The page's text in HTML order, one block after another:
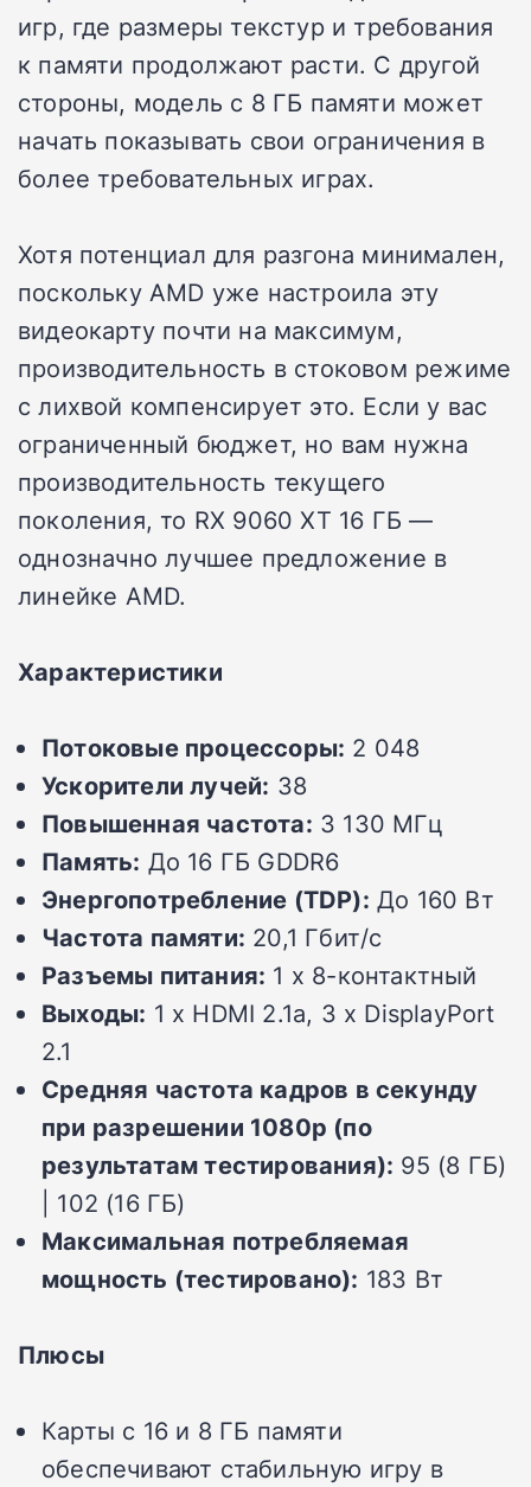
игр, где размеры текстур и требования
к памяти продолжают расти. С другой
стороны, модель с 8 ГБ памяти может
начать показывать свои ограничения в
более требовательных играх.
Хотя потенциал для разгона минимален,
поскольку AMD уже настроила эту
видеокарту почти на максимум,
производительность в стоковом режиме
с лихвой компенсирует это. Если у вас
ограниченный бюджет, но вам нужна
производительность текущего
поколения, то RX 9060 XT 16 ГБ —
однозначно лучшее предложение в
линейке AMD.
Характеристики
Потоковые процессоры: 2 048
Ускорители лучей: 38
Повышенная частота: 3 130 МГц
Память: До 16 ГБ GDDR6
Энергопотребление (TDP): До 160 Вт
Частота памяти: 20,1 Гбит/с
Разъемы питания: 1 x 8-контактный
Выходы: 1 x HDMI 2.1a, 3 x DisplayPort
2.1
Средняя частота кадров в секунду
при разрешении 1080p (по
результатам тестирования): 95 (8 ГБ)
| 102 (16 ГБ)
Максимальная потребляемая
мощность (тестировано): 183 Вт
Плюсы
Карты с 16 и 8 ГБ памяти
обеспечивают стабильную игру в